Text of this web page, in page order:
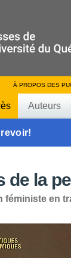
À PROPOS DES
Auteurs
de la
féministe en